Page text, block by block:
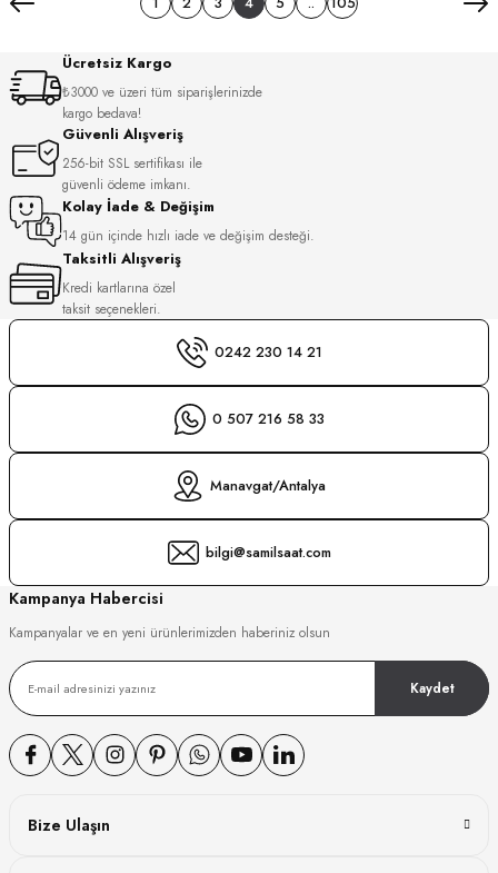
Ücretsiz Kargo
₺3000 ve üzeri tüm siparişlerinizde
kargo bedava!
Güvenli Alışveriş
256-bit SSL sertifikası ile
güvenli ödeme imkanı.
Kolay İade & Değişim
14 gün içinde hızlı iade ve değişim desteği.
Taksitli Alışveriş
Kredi kartlarına özel
taksit seçenekleri.
0242 230 14 21
0 507 216 58 33
Manavgat/Antalya
bilgi@samilsaat.com
Kampanya Habercisi
Kampanyalar ve en yeni ürünlerimizden haberiniz olsun
Kaydet
Bize Ulaşın